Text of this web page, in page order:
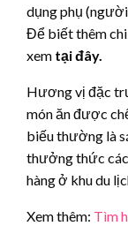
dụng phụ
Để biết thêm chi
xem tại đây.
Hương vị đặc
món ăn được
biếu thường là
thưởng thức
hàng ở khu du
Xem thêm: Tìm